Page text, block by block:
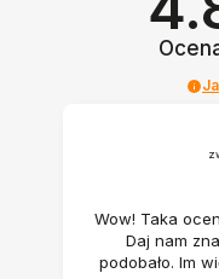
Wow! Taka
Daj nam
podobało. Im